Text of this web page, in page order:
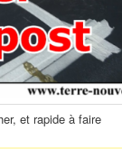
et rapide à faire